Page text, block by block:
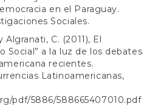
en el Paraguay.
Sociales.
Algranati, C. (2011), El
Social” a la luz de los debates
recientes.
Latinoamericanas,
pdf/5886/588665407010.pdf